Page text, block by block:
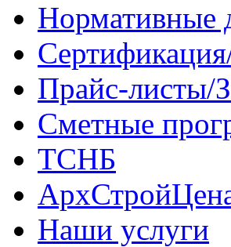
Нормативные
Прайс-листы/
Сметные
ТСНБ
Наши услуги